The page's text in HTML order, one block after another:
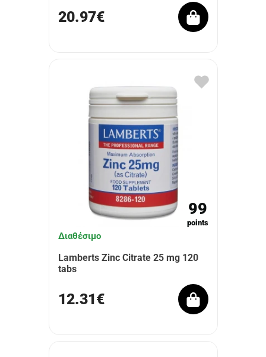
20.97€
99
points
Διαθέσιμο
Lamberts Zinc Citrate 25 mg 120
tabs
12.31€